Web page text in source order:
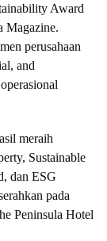
Award
Magazine.
perusahaan
and
meraih
Sustainable
dan ESG
pada
Peninsula Hotel